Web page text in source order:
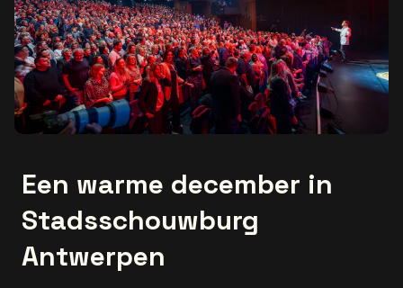
Een warme december in
Stadsschouwburg
Antwerpen